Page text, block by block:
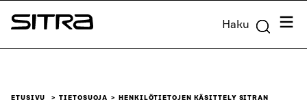
Siirry
suoraan
Sitra Haku
ETUSIVU TIETOSUOJA
HENKILÖTIETOJEN KÄSITTELY SITRAN